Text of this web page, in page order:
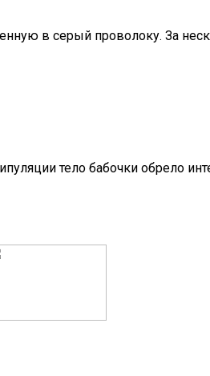
в серый проволоку. За
тело бабочки обрело